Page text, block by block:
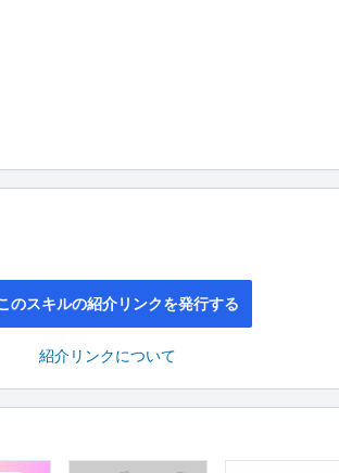
のスキルの紹介リンクを発行する
紹介リンクについて